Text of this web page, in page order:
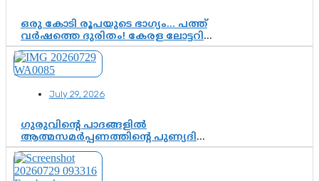
ഒരു കോടി രൂപയുടെ ഭാഗ്യം… പത്ത്
വർഷത്തെ ദുരിതം! കേരള ലോട്ടറി
സംവിധാനത്തെ ചോദ്യം ചെയ്ത്
കോയയുടെ പോരാട്ടം
July 29, 2026
ഗുരുവിന്റെ പാദങ്ങളിൽ
ആത്മസമർപ്പണത്തിന്റെ പുണ്യദിനം;
മാതാ അമൃതാനന്ദമയി മഠത്തിൽ
ഭക്തിസാന്ദ്രമായി ഗുരുപൂർണിമ
ആഘോഷം